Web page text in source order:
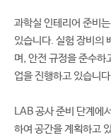
과학실 인테리어 준비
있습니다. 실험 장비의
며, 안전 규정을 준수하
업을 진행하고 있습니
LAB 공사 준비 단계에
하여 공간을 계획하고